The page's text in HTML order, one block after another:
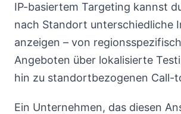
IP-basiertem Targeting kannst
nach Standort unterschiedliche
anzeigen – von
Angeboten über lokalisierte
hin zu standortbezogenen Call-
Ein Unternehmen, das diesen